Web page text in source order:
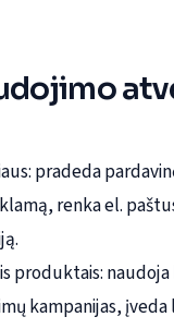
pradeda
renka el.
produktais:
kampanijas,